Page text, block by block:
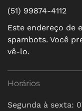
(51) 99874-4112
Este endereço de
spambots. Você
vê-lo.
Horários
Segunda à sexta: